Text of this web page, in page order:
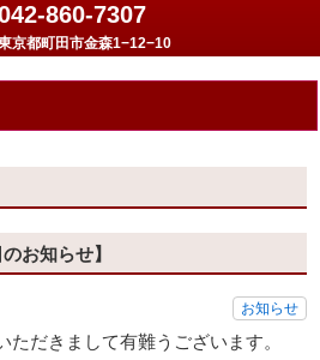
860-7307
京都町田市金森1−12−10
お知らせ】
お知らせ
だきまして有難うございます。